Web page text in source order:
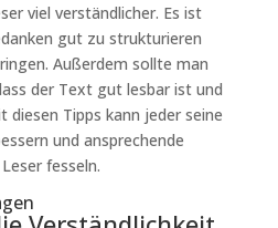
viel verständlicher. Es ist
gut zu strukturieren
Außerdem sollte man
der Text gut lesbar ist und
diesen Tipps kann jeder seine
und ansprechende
fesseln.